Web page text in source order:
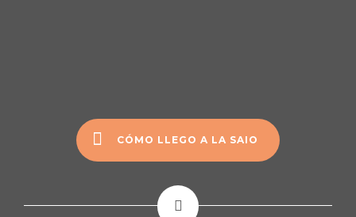
CÓMO LLEGO A LA SAIO